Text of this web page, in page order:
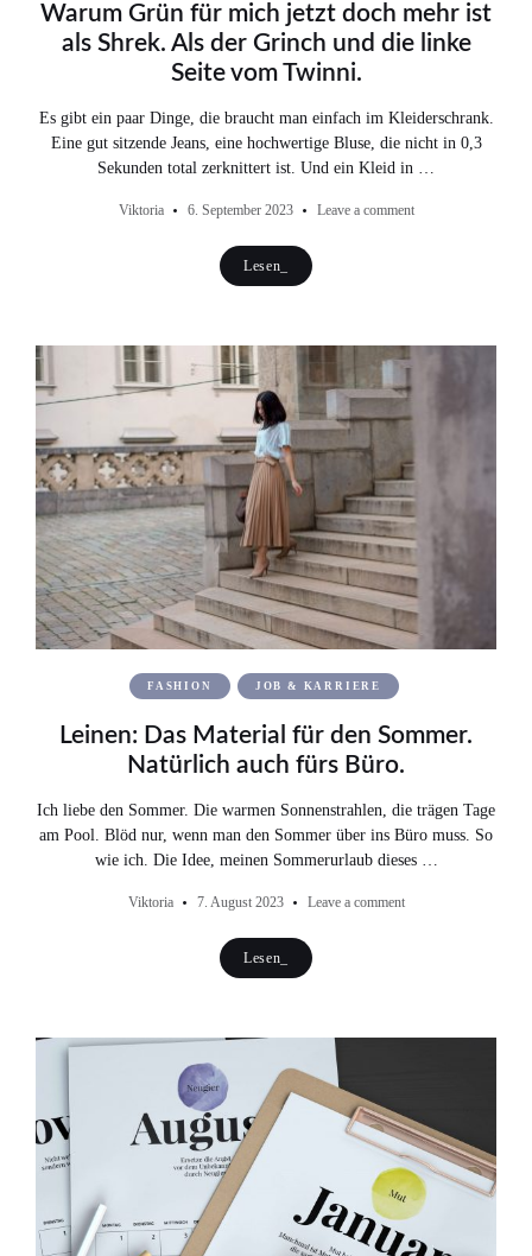
Warum Grün für mich jetzt doch mehr ist
als Shrek. Als der Grinch und die linke
Seite vom Twinni.
Es gibt ein paar Dinge, die braucht man einfach im Kleiderschrank.
Eine gut sitzende Jeans, eine hochwertige Bluse, die nicht in 0,3
Sekunden total zerknittert ist. Und ein Kleid in …
Viktoria 6. September 2023 Leave a comment
Lesen_
FASHION JOB & KARRIERE
Leinen: Das Material für den Sommer.
Natürlich auch fürs Büro.
Ich liebe den Sommer. Die warmen Sonnenstrahlen, die trägen Tage
am Pool. Blöd nur, wenn man den Sommer über ins Büro muss. So
wie ich. Die Idee, meinen Sommerurlaub dieses …
Viktoria 7. August 2023 Leave a comment
Lesen_